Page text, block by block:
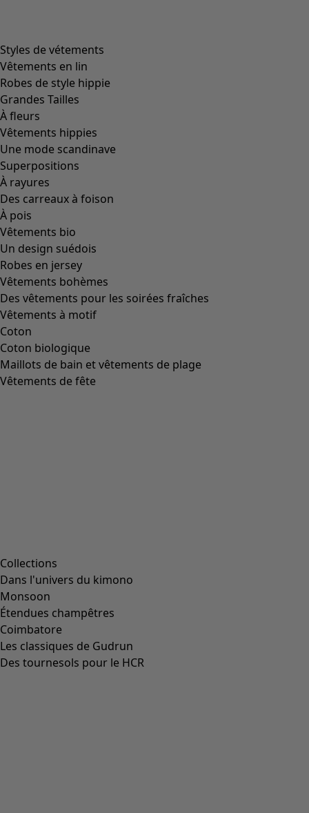
Styles de vétements
Vêtements en lin
Robes de style hippie
Grandes Tailles
À fleurs
Vêtements hippies
Une mode scandinave
Superpositions
À rayures
Des carreaux à foison
À pois
Vêtements bio
Un design suédois
Robes en jersey
Vêtements bohèmes
Des vêtements pour les soirées fraîches
Vêtements à motif
Coton
Coton biologique
Maillots de bain et vêtements de plage
Vêtements de fête
Collections
Dans l'univers du kimono
Monsoon
Étendues champêtres
Coimbatore
Les classiques de Gudrun
Des tournesols pour le HCR